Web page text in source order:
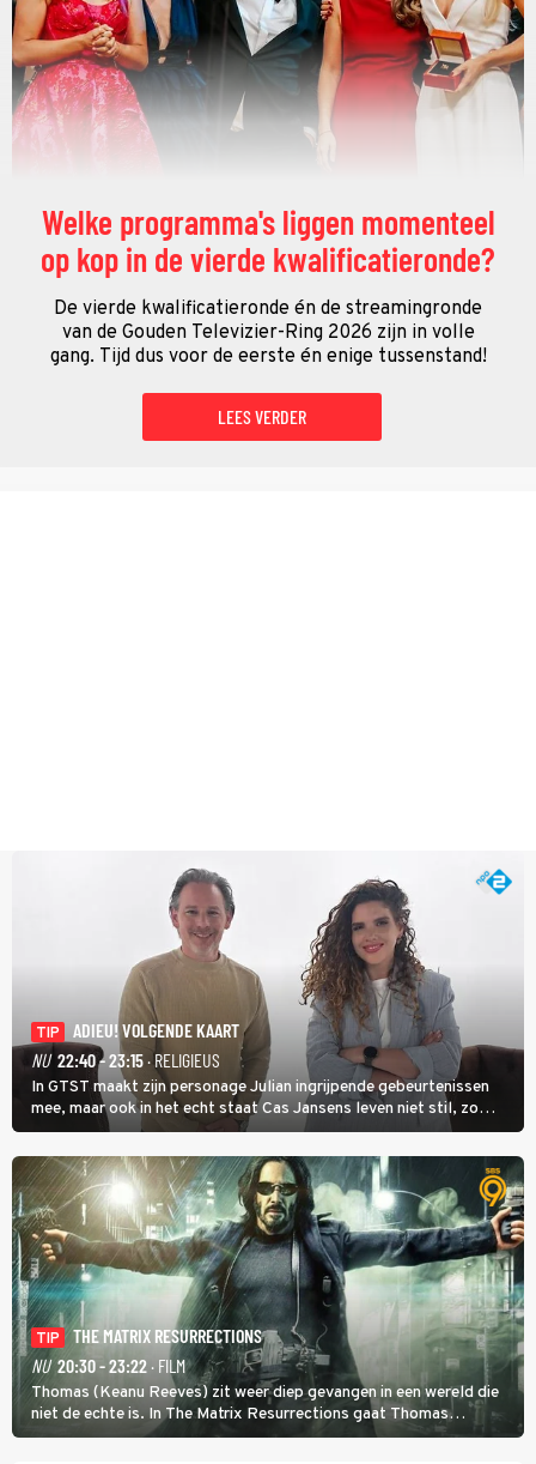
Welke programma's liggen momenteel
op kop in de vierde kwalificatieronde?
De vierde kwalificatieronde én de streamingronde
van de Gouden Televizier-Ring 2026 zijn in volle
gang. Tijd dus voor de eerste én enige tussenstand!
LEES VERDER
TIP
ADIEU! VOLGENDE KAART
NU 22:40 - 23:15· RELIGIEUS
In GTST maakt zijn personage Julian ingrijpende gebeurtenissen
mee, maar ook in het echt staat Cas Jansens leven niet stil, zo
vertelt hij in Adieu! Volgende Kaart.
TIP
THE MATRIX RESURRECTIONS
NU 20:30 - 23:22 · FILM
Thomas (Keanu Reeves) zit weer diep gevangen in een wereld die
niet de echte is. In The Matrix Resurrections gaat Thomas
proberen uit deze schijnwereld te ontsnappen.